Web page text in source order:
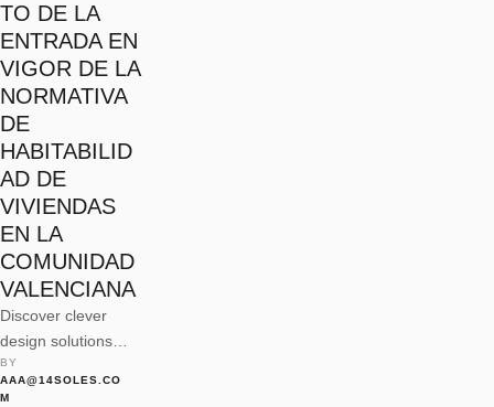
TO DE LA
ENTRADA EN
VIGOR DE LA
NORMATIVA
DE
HABITABILID
AD DE
VIVIENDAS
EN LA
COMUNIDAD
VALENCIANA
Discover clever
design solutions
and space-saving
tips to make the
BY
AAA@14SOLES.CO
M